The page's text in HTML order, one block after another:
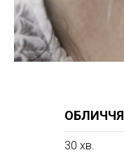
ОБЛИЧЧЯ
30 хв.